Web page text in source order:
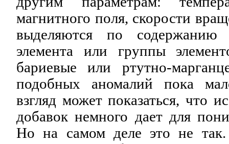
магнитного поля, скорости
выделяются по содержанию
элемента или группы
бариевые или ртутно-
подобных аномалий пока
взгляд может показаться, что
добавок немного дает для
Но на самом деле это не так.